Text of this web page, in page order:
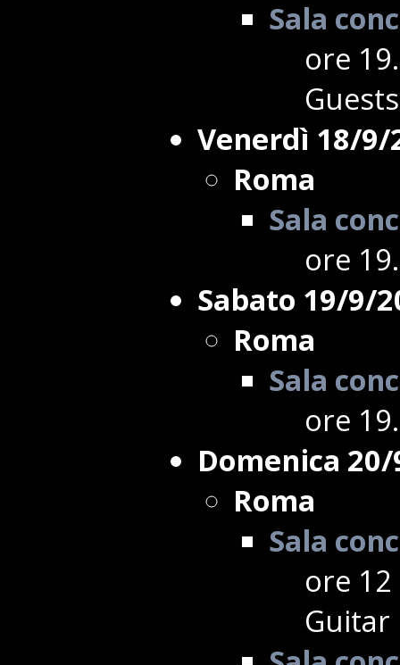
Sala
ore
Venerdì 18/9/
Roma
Sala
ore
Sabato 19/9/
Roma
Sala
ore
Domenica
Roma
Sala
ore 12
Guitar